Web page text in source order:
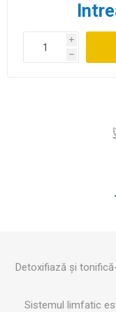
i
h
Detoxifiază și
Sistemul limfatic